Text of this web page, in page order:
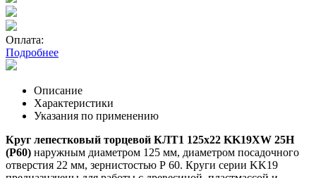
Оплата:
Подробнее
Описание
Характеристики
Указания по применению
Круг лепестковый торцевой КЛТ1 125х22 KK19XW 25Н
(P60) наружным диаметром 125 мм, диаметром посадочного
отверстия 22 мм, зернистостью Р 60. Круги серии KK19